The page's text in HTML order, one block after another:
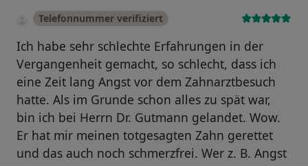
Telefonnummer verifiziert
Ich habe sehr schlechte Erfahrungen in der
Vergangenheit gemacht, so schlecht, dass ich
eine Zeit lang Angst vor dem Zahnarztbesuch
hatte. Als im Grunde schon alles zu spät war,
bin ich bei Herrn Dr. Gutmann gelandet. Wow.
Er hat mir meinen totgesagten Zahn gerettet
und das auch noch schmerzfrei. Wer z. B. Angst